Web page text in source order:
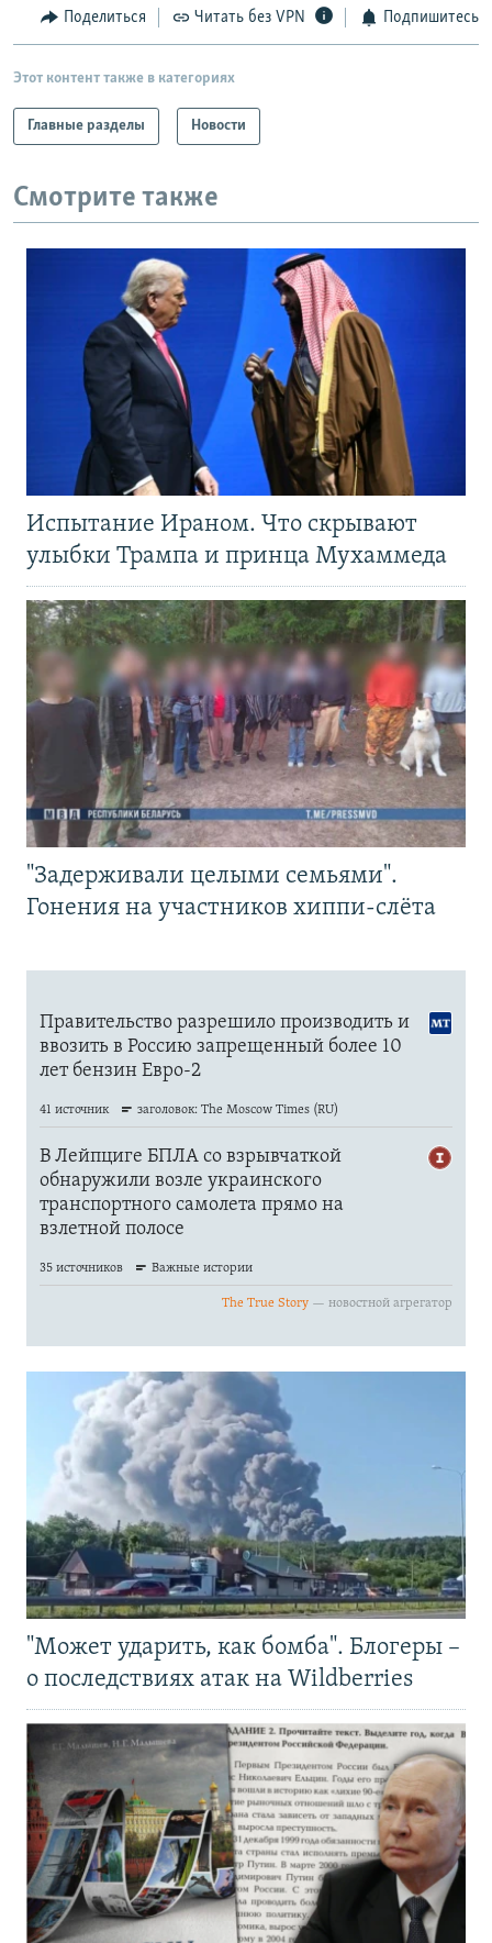
Поделиться Читать без VPN Подпишитесь
Этот контент также в категориях
Главные разделы Новости
Смотрите также
Испытание Ираном. Что скрывают
улыбки Трампа и принца Мухаммеда
"Задерживали целыми семьями".
Гонения на участников хиппи-слёта
"Может ударить, как бомба". Блогеры –
о последствиях атак на Wildberries